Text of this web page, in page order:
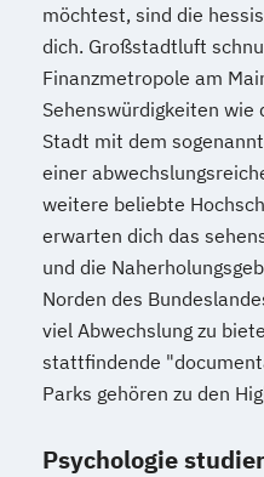
möchtest, sind die
dich. Großstadtluft
Finanzmetropole am
Sehenswürdigkeiten
Stadt mit dem
einer
weitere beliebte
erwarten dich das
und die
Norden des
viel Abwechslung zu
stattfindende
Parks gehören zu den
Psychologie